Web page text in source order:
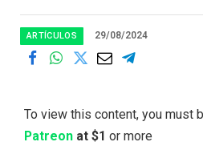
ARTÍCULOS 29/08/2024
To view this content, you must
Patreon at $1 or more